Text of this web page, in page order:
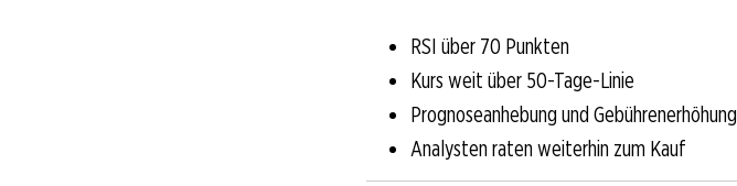
RSI über 70 Punkten
Kurs weit über 50-Tage-Linie
Prognoseanhebung und Gebührenerhöhung
Analysten raten weiterhin zum Kauf